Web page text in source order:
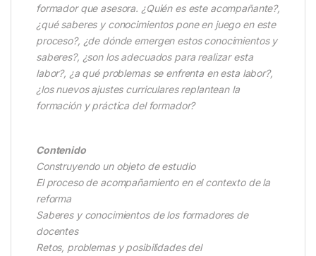
formador que asesora. ¿Quién es este acompañante?,
¿qué saberes y conocimientos pone en juego en este
proceso?, ¿de dónde emergen estos conocimientos y
saberes?, ¿son los adecuados para realizar esta
labor?, ¿a qué problemas se enfrenta en esta labor?,
¿los nuevos ajustes curriculares replantean la
formación y práctica del formador?
Contenido
Construyendo un objeto de estudio
El proceso de acompañamiento en el contexto de la
reforma
Saberes y conocimientos de los formadores de
docentes
Retos, problemas y posibilidades del